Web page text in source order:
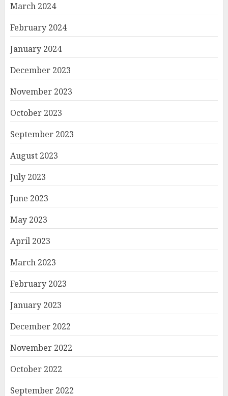
March 2024
February 2024
January 2024
December 2023
November 2023
October 2023
September 2023
August 2023
July 2023
June 2023
May 2023
April 2023
March 2023
February 2023
January 2023
December 2022
November 2022
October 2022
September 2022